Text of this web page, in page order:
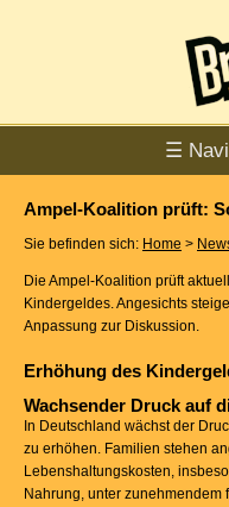
☰
Ampel-Koalition prüft:
Sie befinden sich: Home >
Die Ampel-Koalition prüft
Kindergeldes. Angesichts
Anpassung zur Diskussion.
Erhöhung des
Wachsender Druck auf
In Deutschland wächst der
zu erhöhen. Familien stehen
Lebenshaltungskosten,
Nahrung, unter